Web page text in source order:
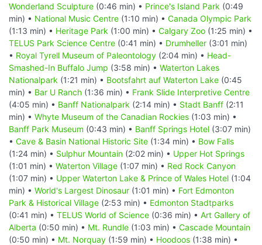
Wonderland Sculpture (0:46 min) • Prince's Island Park (0:49
min) • National Music Centre (1:10 min) • Canada Olympic Park
(1:13 min) • Heritage Park (1:00 min) • Calgary Zoo (1:25 min) •
TELUS Park Science Centre (0:41 min) • Drumheller (3:01 min)
• Royal Tyrell Museum of Paleontology (2:04 min) • Head-
Smashed-In Buffalo Jump (3:58 min) • Waterton Lakes
Nationalpark (1:21 min) • Bootsfahrt auf Waterton Lake (0:45
min) • Bar U Ranch (1:36 min) • Frank Slide Interpretive Centre
(4:05 min) • Banff Nationalpark (2:14 min) • Stadt Banff (2:11
min) • Whyte Museum of the Canadian Rockies (1:03 min) •
Banff Park Museum (0:43 min) • Banff Springs Hotel (3:07 min)
• Cave & Basin National Historic Site (1:34 min) • Bow Falls
(1:24 min) • Sulphur Mountain (2:02 min) • Upper Hot Springs
(1:01 min) • Waterton Village (1:07 min) • Red Rock Canyon
(1:07 min) • Upper Waterton Lake & Prince of Wales Hotel (1:04
min) • World's Largest Dinosaur (1:01 min) • Fort Edmonton
Park & Historical Village (2:53 min) • Edmonton Stadtparks
(0:41 min) • TELUS World of Science (0:36 min) • Art Gallery of
Alberta (0:50 min) • Mt. Rundle (1:03 min) • Cascade Mountain
(0:50 min) • Mt. Norquay (1:59 min) • Hoodoos (1:38 min) •